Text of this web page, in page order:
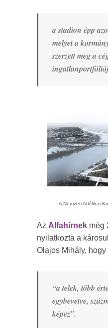
a stadion épp
melyet a
szerzett meg a
A Nemzeti Atlétikai
Az Alfahírnek még
nyilatkozta a
Olajos Mihály, hogy
“a telek, több
egybevetve,
képez”.